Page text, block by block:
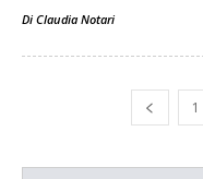
Di Claudia Notari
1